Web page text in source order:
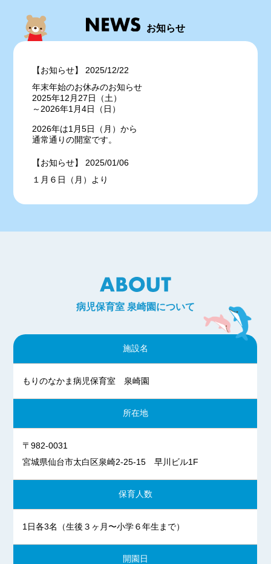
お知らせ
【お知らせ】 2025/12/22
年末年始のお休みのお知らせ
2025年12月27日（土）
～2026年1月4日（日）
2026年は1月5日（月）から
通常通りの開室です。
【お知らせ】 2025/01/06
１月６日（月）より
2025年は1月6日（月）から
通常通りの開室です。
1月４日（木）より
病児保育室 泉崎は開室しております。
本年もどうぞよろしくお願い致します。
【お知らせ】 2023/12/28
～2024年１月３日（水）
通常通りの開室になります。
病児保育室 泉崎は開室しております。
本年もどうぞよろしくお願い致します。
【お知らせ】 2022/12/26
病児保育室 泉崎園について
施設名
もりのなかま病児保育室 泉崎園
所在地
〒982-0031
宮城県仙台市太白区泉崎2-25-15 早川ビル1F
保育人数
1日各3名（生後３ヶ月〜小学６年生まで）
開園日